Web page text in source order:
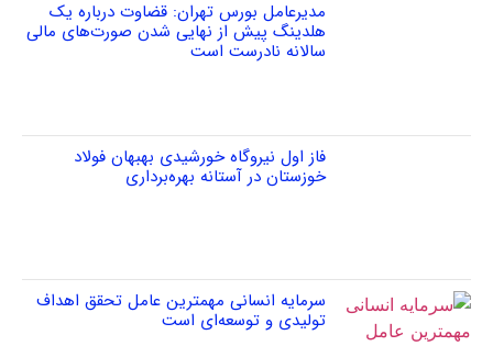
مدیرعامل بورس تهران: قضاوت درباره یک
هلدینگ پیش از نهایی شدن صورت‌های مالی
سالانه نادرست است
فاز اول نیروگاه خورشیدی بهبهان فولاد
خوزستان در آستانه بهره‌برداری
سرمایه انسانی مهمترین عامل تحقق اهداف
تولیدی و توسعه‌ای است